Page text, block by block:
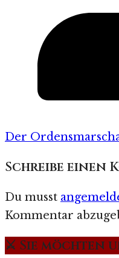
Der
Schreibe einen
Du musst
Kommentar
⚔️ Sie möchten